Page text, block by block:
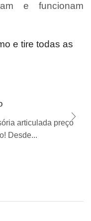
e funcionam
e tire todas as
articulada preço
Desde...